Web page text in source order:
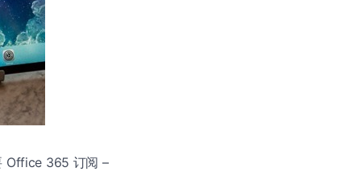
Office 365 订阅 –